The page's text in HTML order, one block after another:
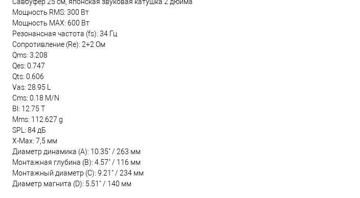
Мощность RMS: 300 Вт
Мощность MAX: 600 Вт
Резонансная частота (fs): 34 Гц
Сопротивление (Re): 2+2 Ом
Qms: 3.208
Qes: 0.747
Qts: 0.606
Vas: 28.95 L
Cms: 0.18 M/N
Bl: 12.75 T
Mms: 112.627 g
SPL: 84 дБ
X-Max: 7,5 мм
Диаметр динамика (A): 10.35" / 263 мм
Монтажная глубина (B): 4.57" / 116 мм
Монтажный диаметр (C): 9.21" / 234 мм
Диаметр магнита (D): 5.51" / 140 мм